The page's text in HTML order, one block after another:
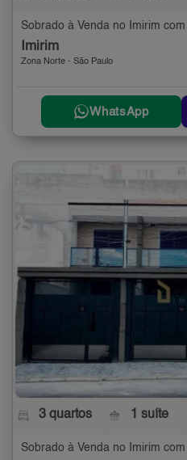
Sobrado à Venda no Imirim
Imirim
Zona Norte - São Paulo
WhatsApp
3 quartos 1 suíte
Sobrado à Venda no Imirim